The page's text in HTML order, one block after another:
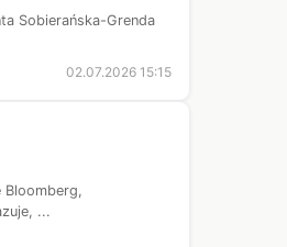
Sobierańska-Grenda
02.07.2026 15:15
...